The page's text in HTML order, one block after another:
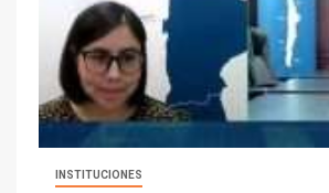
INSTITUCIONES